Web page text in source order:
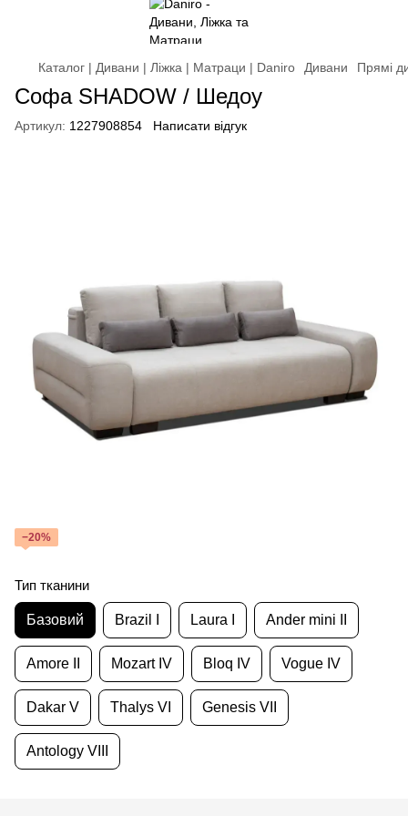
Каталог | Дивани | Ліжка | Матраци | Daniro Дивани Прямі
Софа SHADOW / Шедоу
Артикул: 1227908854 Написати відгук
−20%
Тип тканини
Базовий Brazil I Laura I Ander mini II
Amore II Mozart IV Bloq IV Vogue IV
Dakar V Thalys VI Genesis VII
Antology VIII